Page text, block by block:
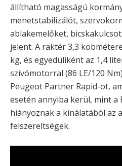
állítható magasságú
menetstabilizálót,
ablakemelőket,
jelent. A raktér 3,3
kg, és egyedüliként az 1,4
szívómotorral (86 LE/120
Peugeot Partner Rapid-ot,
esetén annyiba kerül, mint a
hiányoznak a kínálatából az
felszereltségek.